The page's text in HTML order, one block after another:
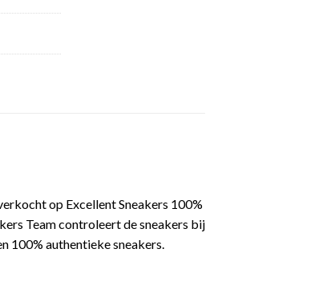
op Excellent Sneakers 100%
Team controleert de sneakers bij
100% authentieke sneakers.